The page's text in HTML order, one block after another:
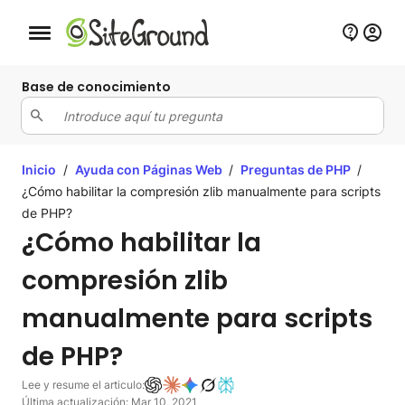
Botón de navegación móvil
Base de conocimiento
Inicio / Ayuda con Páginas Web / Preguntas de PHP /
¿Cómo habilitar la compresión zlib manualmente para scripts
de PHP?
¿Cómo habilitar la
compresión zlib
manualmente para scripts
de PHP?
Lee y resume el articulo:
Última actualización: Mar 10, 2021